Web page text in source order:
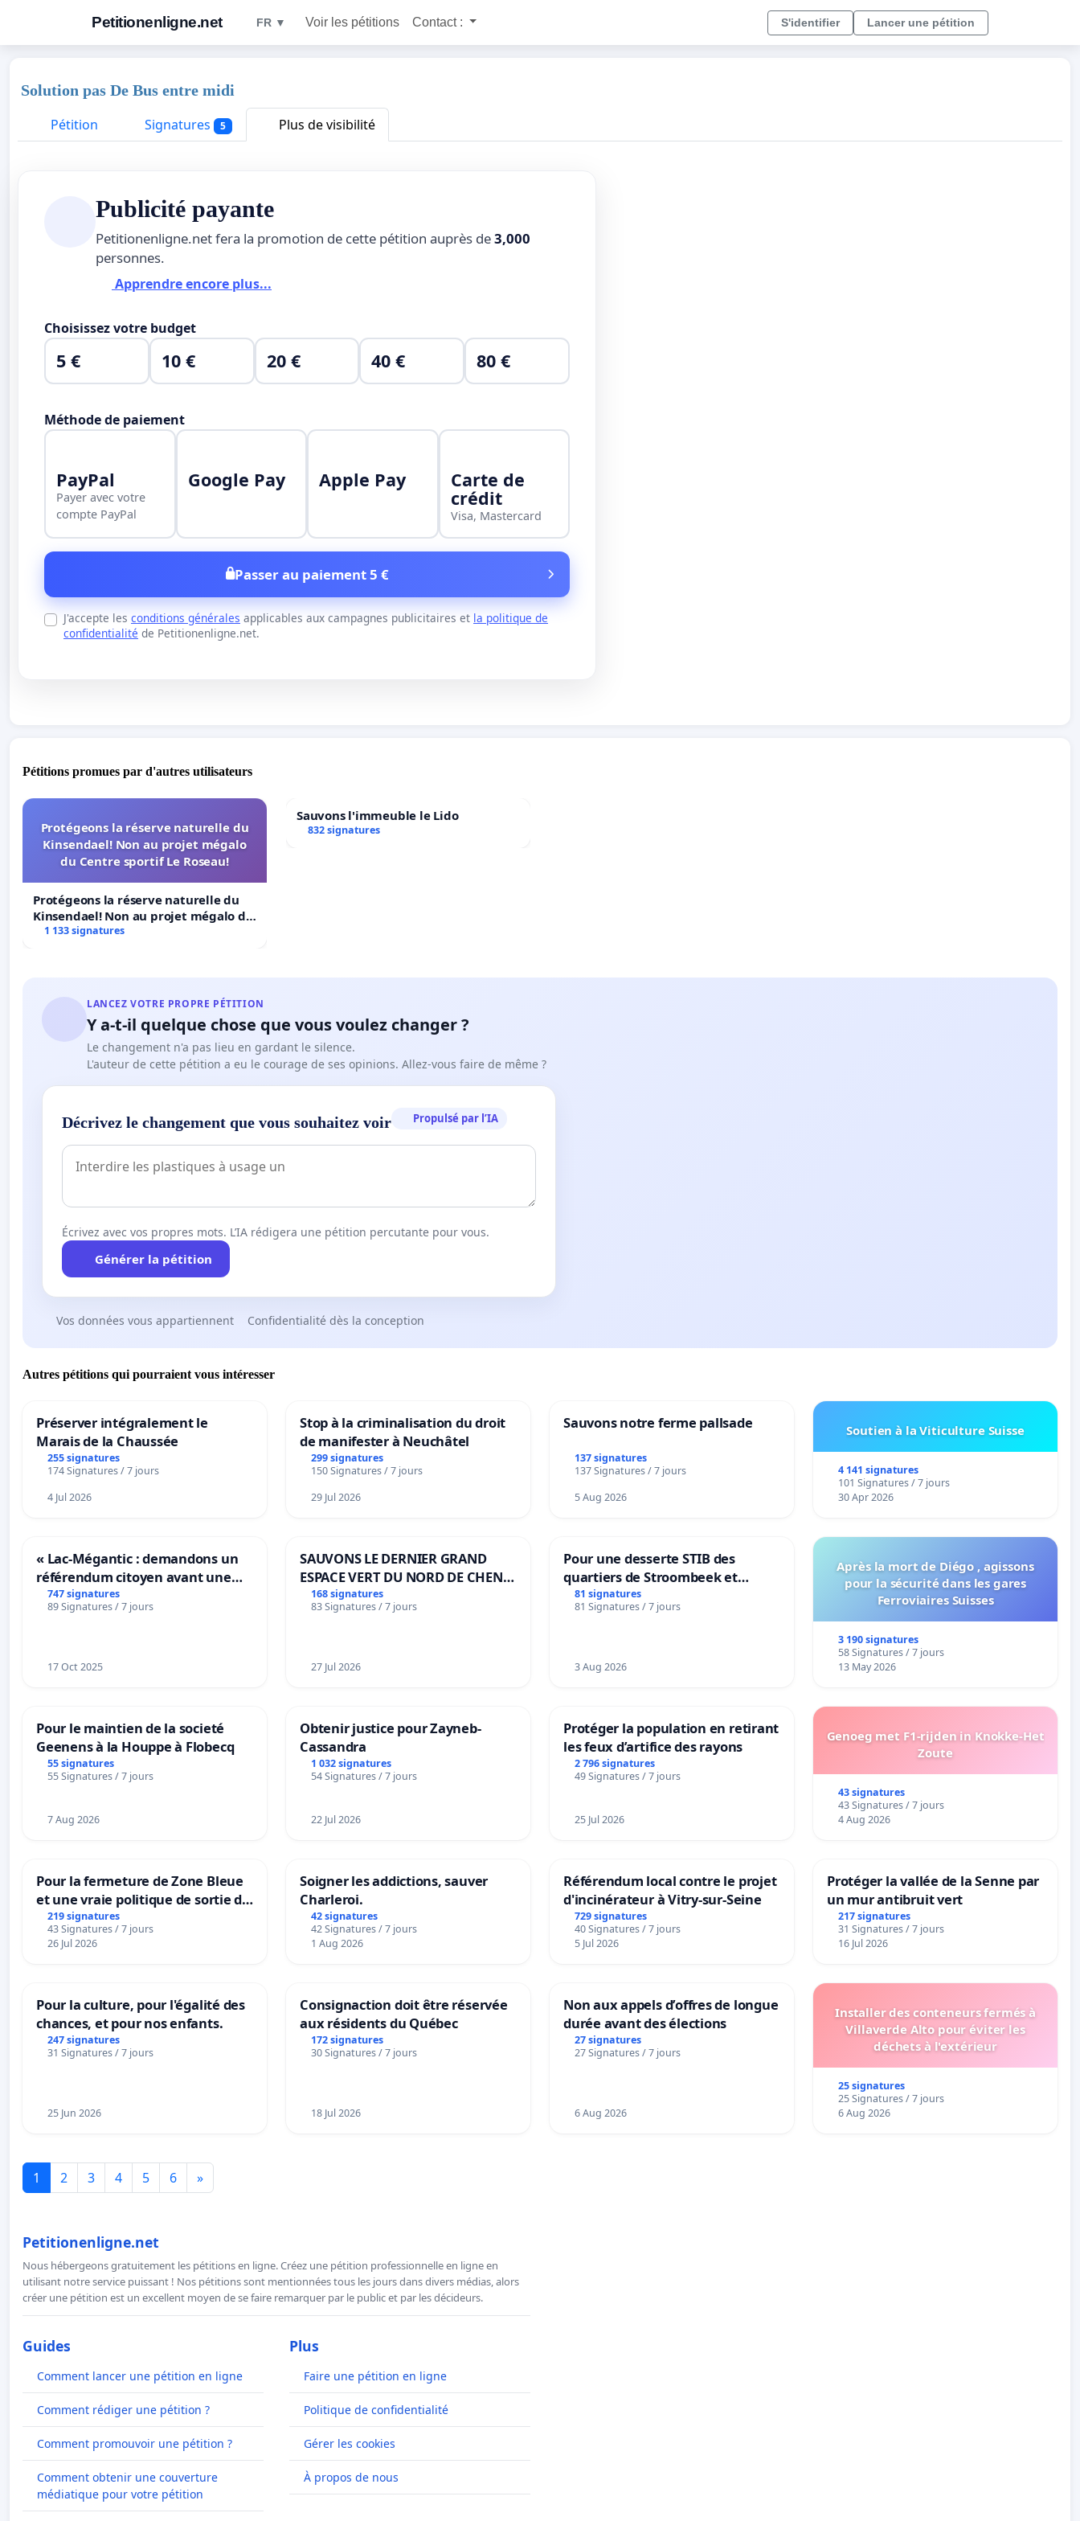
Petitionenligne.net FR ▼ Voir les pétitions Contact : S'identifier Lancer une pétition
Solution pas De Bus entre midi
Pétition
Signatures 5 Plus de visibilité
Publicité payante
Petitionenligne.net fera la promotion de cette pétition auprès de3,000
personnes.
Apprendre encore plus...
Choisissez votre budget
5 € 10 € 20 € 40 € 80 €
Méthode de paiement
PayPal
Payer avec votre
compte PayPal
Google Pay Apple Pay Carte de
crédit
Visa, Mastercard
Passer au paiement 5 €
J'accepte les conditions générales applicables aux campagnes publicitaires et la politique de
confidentialité de Petitionenligne.net.
Pétitions promues par d'autres utilisateurs
Protégeons la réserve naturelle du
Kinsendael! Non au projet mégalo
du Centre sportif Le Roseau!
Protégeons la réserve naturelle du
Kinsendael! Non au projet mégalo du
Centre sportif Le Roseau!
1 133 signatures
Sauvons l'immeuble le Lido
832 signatures
LANCEZ VOTRE PROPRE PÉTITION
Y a-t-il quelque chose que vous voulez changer ?
Le changement n'a pas lieu en gardant le silence.
L'auteur de cette pétition a eu le courage de ses opinions. Allez-vous faire de même ?
Décrivez le changement que vous souhaitez voir Propulsé par l’IA
Écrivez avec vos propres mots. L’IA rédigera une pétition percutante pour vous.
Générer la pétition
Vos données vous appartiennent Confidentialité dès la conception
Autres pétitions qui pourraient vous intéresser
Préserver intégralement le
Marais de la Chaussée
255 signatures
174 Signatures / 7 jours
4 Jul 2026
Stop à la criminalisation du droit
de manifester à Neuchâtel
299 signatures
150 Signatures / 7 jours
29 Jul 2026
Sauvons notre ferme pallsade
137 signatures
137 Signatures / 7 jours
5 Aug 2026
Soutien à la Viticulture Suisse
4 141 signatures
101 Signatures / 7 jours
30 Apr 2026
« Lac-Mégantic : demandons un
référendum citoyen avant une
transformation irréversible de
notre territoire »
747 signatures
89 Signatures / 7 jours
17 Oct 2025
SAUVONS LE DERNIER GRAND
ESPACE VERT DU NORD DE CHENE-
BOUGERIES
168 signatures
83 Signatures / 7 jours
27 Jul 2026
Pour une desserte STIB des
quartiers de Stroombeek et
Beauval - Voor een MIVB-
bediening van de wijken
81 signatures
81 Signatures / 7 jours
3 Aug 2026
Après la mort de Diégo , agissons
pour la sécurité dans les gares
Ferroviaires Suisses
3 190 signatures
58 Signatures / 7 jours
13 May 2026
Pour le maintien de la societé
Geenens à la Houppe à Flobecq
55 signatures
55 Signatures / 7 jours
7 Aug 2026
Obtenir justice pour Zayneb-
Cassandra
1 032 signatures
54 Signatures / 7 jours
22 Jul 2026
Protéger la population en retirant
les feux d’artifice des rayons
2 796 signatures
49 Signatures / 7 jours
25 Jul 2026
Genoeg met F1-rijden in Knokke-Het
Zoute
43 signatures
43 Signatures / 7 jours
4 Aug 2026
Pour la fermeture de Zone Bleue
et une vraie politique de sortie de
la dépendance
219 signatures
43 Signatures / 7 jours
26 Jul 2026
Soigner les addictions, sauver
Charleroi.
42 signatures
42 Signatures / 7 jours
1 Aug 2026
Référendum local contre le projet
d'incinérateur à Vitry-sur-Seine
729 signatures
40 Signatures / 7 jours
5 Jul 2026
Protéger la vallée de la Senne par
un mur antibruit vert
217 signatures
31 Signatures / 7 jours
16 Jul 2026
Pour la culture, pour l'égalité des
chances, et pour nos enfants.
247 signatures
31 Signatures / 7 jours
25 Jun 2026
Consignaction doit être réservée
aux résidents du Québec
172 signatures
30 Signatures / 7 jours
18 Jul 2026
Non aux appels d’offres de longue
durée avant des élections
27 signatures
27 Signatures / 7 jours
6 Aug 2026
Installer des conteneurs fermés à
Villaverde Alto pour éviter les
déchets à l'extérieur
25 signatures
25 Signatures / 7 jours
6 Aug 2026
1 2 3 4 5 6 »
Petitionenligne.net
Nous hébergeons gratuitement les pétitions en ligne. Créez une pétition professionnelle en ligne en
utilisant notre service puissant ! Nos pétitions sont mentionnées tous les jours dans divers médias, alors
créer une pétition est un excellent moyen de se faire remarquer par le public et par les décideurs.
Guides
Comment lancer une pétition en ligne
Comment rédiger une pétition ?
Comment promouvoir une pétition ?
Comment obtenir une couverture
médiatique pour votre pétition
Plus
Faire une pétition en ligne
Politique de confidentialité
Gérer les cookies
À propos de nous